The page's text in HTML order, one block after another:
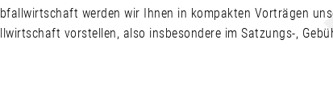
werden wir Ihnen in kompakten Vorträgen
vorstellen, also insbesondere im Satzungs-,